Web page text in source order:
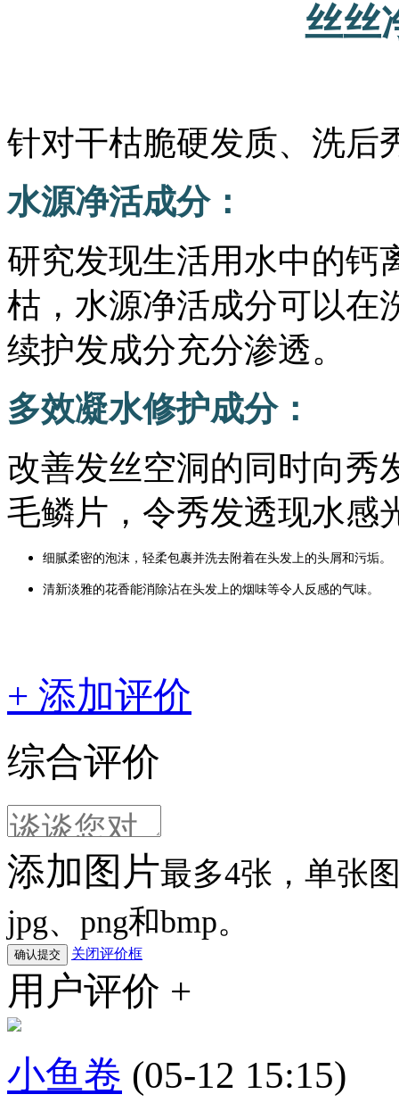
丝丝
针对干枯脆硬发质、洗后
水源净活成分：
研究发现生活用水中的钙
枯，水源净活成分可以在
续护发成分充分渗透。
多效凝水修护成分：
改善发丝空洞的同时向
毛鳞片，令秀发透现水感
细腻柔密的泡沫，轻柔包裹并洗去附着在头发上的头屑和污垢。
清新淡雅的花香能消除沾在头发上的烟味等令人反感的气味。
+ 添加评价
综合评价
添加图片最多4张，单张
jpg、png和bmp。
关闭评价框
用户评价 +
小鱼卷 (05-12 15:15)